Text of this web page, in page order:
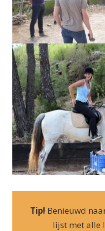
Tip! Benieuwd
lijst met alle